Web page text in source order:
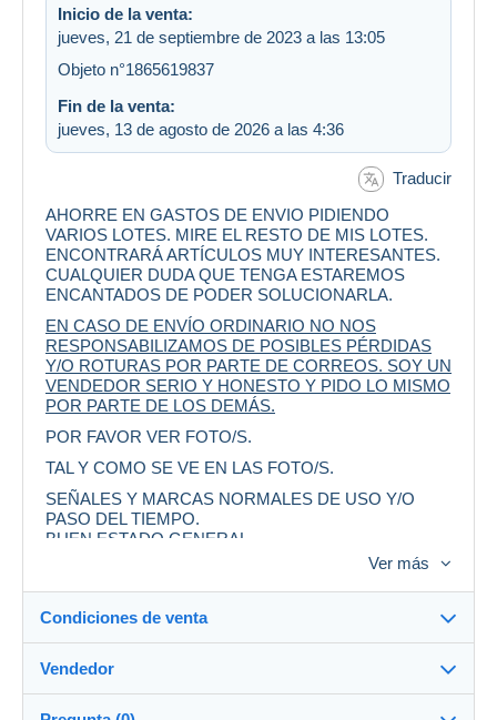
Inicio de la venta:
jueves, 21 de septiembre de 2023 a las 13:05
Objeto n°1865619837
Fin de la venta:
jueves, 13 de agosto de 2026 a las 4:36
Traducir
AHORRE EN GASTOS DE ENVIO PIDIENDO
VARIOS LOTES. MIRE EL RESTO DE MIS LOTES.
ENCONTRARÁ ARTÍCULOS MUY INTERESANTES.
CUALQUIER DUDA QUE TENGA ESTAREMOS
ENCANTADOS DE PODER SOLUCIONARLA.
EN CASO DE ENVÍO ORDINARIO NO NOS
RESPONSABILIZAMOS DE POSIBLES PÉRDIDAS
Y/O ROTURAS POR PARTE DE CORREOS. SOY UN
VENDEDOR SERIO Y HONESTO Y PIDO LO MISMO
POR PARTE DE LOS DEMÁS.
POR FAVOR VER FOTO/S.
TAL Y COMO SE VE EN LAS FOTO/S.
SEÑALES Y MARCAS NORMALES DE USO Y/O
PASO DEL TIEMPO.
BUEN ESTADO GENERAL.
15,5 CM X 10,9 CM.
CREO EDITADO EN LOS AÑOS 1980 1990 2000
APROX. ??
NO ESCRITO.
PARA FELICITACIÓN O SIMILAR.
Ver más
Condiciones de venta
Destino:
Ver la lista de países
Vendedor